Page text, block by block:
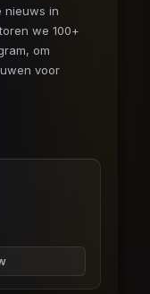
nieuws in
we 100+
om
voor